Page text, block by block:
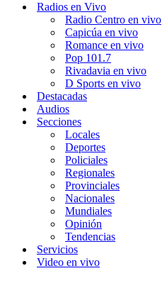
Radios en Vivo
Radio Centro en vivo
Capicúa en vivo
Romance en vivo
Pop 101.7
Rivadavia en vivo
D Sports en vivo
Destacadas
Audios
Secciones
Locales
Deportes
Policiales
Regionales
Provinciales
Nacionales
Mundiales
Opinión
Tendencias
Servicios
Video en vivo